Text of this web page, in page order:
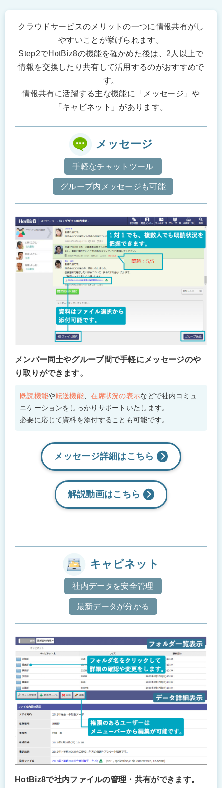
クラウドサービスのメリットの一つに情報共有がし
やすいことが挙げられます。
Step2でHotBiz8の機能を確かめた後は、2人以上で
情報を交換したり共有して活用するのがおすすめで
す。
情報共有に活躍する主な機能に「メッセージ」や
「キャビネット」があります。
メッセージ
手軽なチャットツール
グループ内メッセージも可能
メンバー同士やグループ間で手軽にメッセージのや
り取りができます。
既読機能や転送機能、在席状況の表示などで社内コミュ
ニケーションをしっかりサポートいたします。
必要に応じて資料を添付することも可能です。
メッセージ詳細はこちら
解説動画はこちら
キャビネット
社内データを安全管理
最新データが分かる
HotBiz8で社内ファイルの管理・共有ができます。